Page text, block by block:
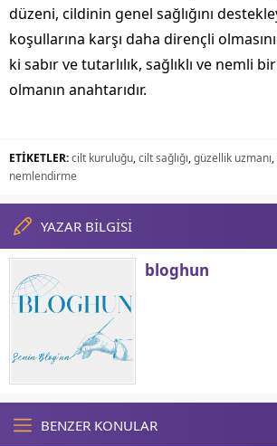
düzeni, cildinin genel sağlığını
koşullarına karşı daha dirençli
ki sabır ve tutarlılık, sağlıklı ve nemli
olmanın anahtarıdır.
ETİKETLER:cilt kuruluğu,cilt sağlığı,güzellik uzmanı,
nemlendirme
YAZAR BİLGİSİ
bloghun
BENZER KONULAR